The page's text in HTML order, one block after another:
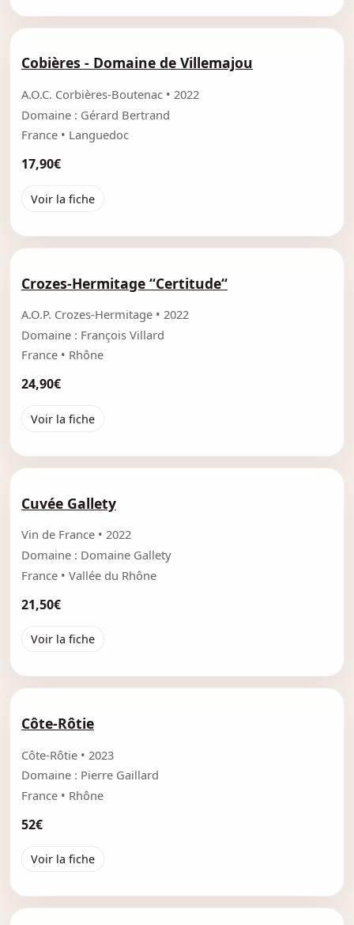
Cobières - Domaine de Villemajou
A.O.C. Corbières-Boutenac • 2022
Domaine : Gérard Bertrand
France • Languedoc
17,90€
Voir la fiche
Crozes-Hermitage “Certitude“
A.O.P. Crozes-Hermitage • 2022
Domaine : François Villard
France • Rhône
24,90€
Voir la fiche
Cuvée Gallety
Vin de France • 2022
Domaine : Domaine Gallety
France • Vallée du Rhône
21,50€
Voir la fiche
Côte-Rôtie
Côte-Rôtie • 2023
Domaine : Pierre Gaillard
France • Rhône
52€
Voir la fiche